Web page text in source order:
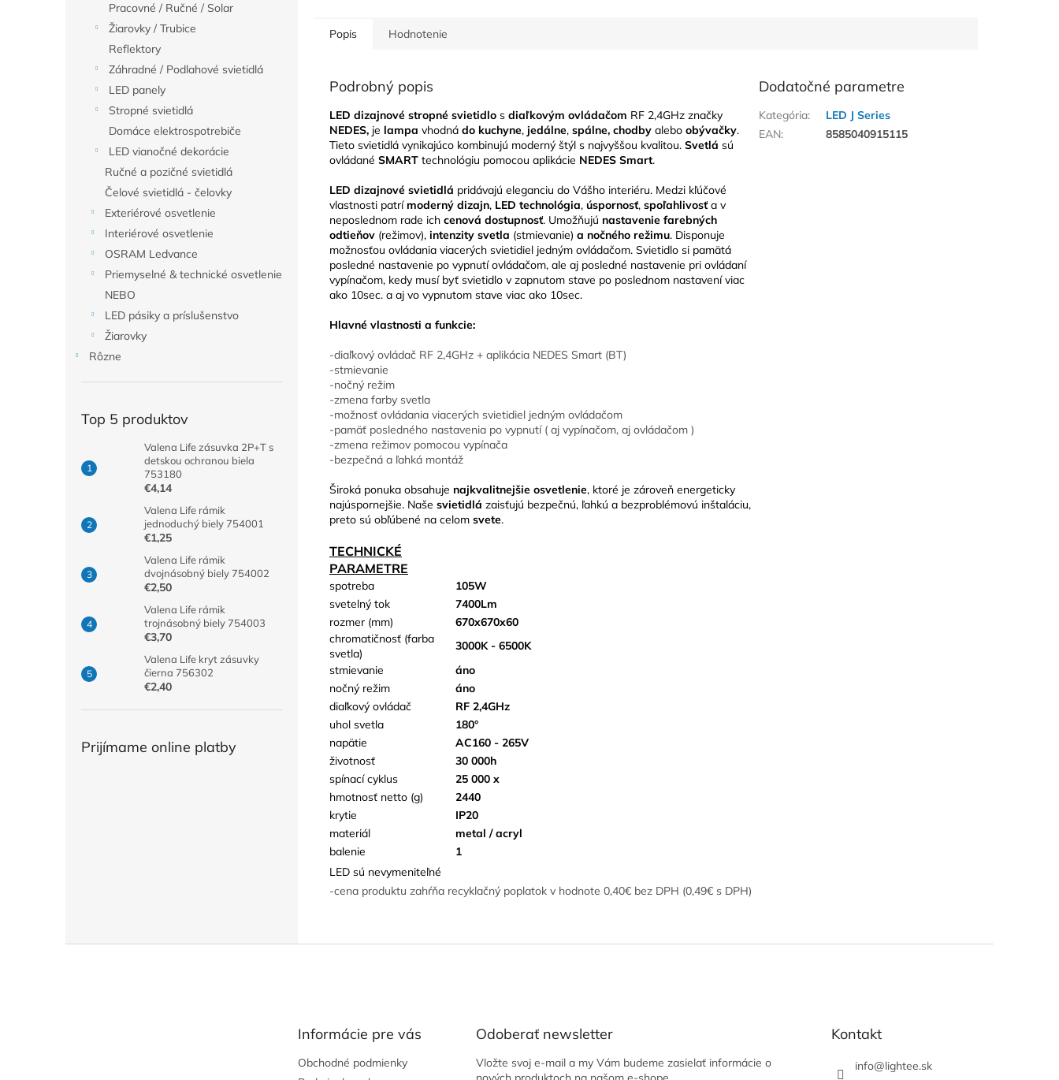
Pracovné / Ručné / Solar
Žiarovky / Trubice
Reflektory
Záhradné / Podlahové svietidlá
LED panely
Stropné svietidlá
Domáce elektrospotrebiče
LED vianočné dekorácie
Ručné a pozičné svietidlá
Čelové svietidlá - čelovky
Exteriérové osvetlenie
Interiérové osvetlenie
OSRAM Ledvance
Priemyselné & technické osvetlenie
NEBO
LED pásiky a príslušenstvo
Žiarovky
Rôzne
Top 5 produktov
Valena Life zásuvka 2P+T s
detskou ochranou biela
753180
€4,14
Valena Life rámik
jednoduchý biely 754001
€1,25
Valena Life rámik
dvojnásobný biely 754002
€2,50
Valena Life rámik
trojnásobný biely 754003
€3,70
Valena Life kryt zásuvky
čierna 756302
€2,40
Prijímame online platby
Popis Hodnotenie
Podrobný popis
LED dizajnové stropné svietidlo s diaľkovým ovládačom RF 2,4GHz značky
NEDES, je lampa vhodná do kuchyne, jedálne, spálne, chodby alebo obývačky.
Tieto svietidlá vynikajúco kombinujú moderný štýl s najvyššou kvalitou. Svetlá sú
ovládané SMART technológiu pomocou aplikácie NEDES Smart.
LED dizajnové svietidlá pridávajú eleganciu do Vášho interiéru. Medzi kľúčové
vlastnosti patrímoderný dizajn, LED technológia, úspornosť, spoľahlivosť a v
neposlednom rade ich cenová dostupnosť. Umožňujú nastavenie farebných
odtieňov (režimov), intenzity svetla (stmievanie) a nočného režimu. Disponuje
možnosťou ovládania viacerých svietidiel jedným ovládačom. Svietidlo si pamätá
posledné nastavenie po vypnutí ovládačom, ale aj posledné nastavenie pri ovládaní
vypínačom, kedy musí byť svietidlo v zapnutom stave po poslednom nastavení viac
ako 10sec. a aj vo vypnutom stave viac ako 10sec.
Hlavné vlastnosti a funkcie:
-diaľkový ovládač RF 2,4GHz + aplikácia NEDES Smart (BT)
-stmievanie
-nočný režim
-zmena farby svetla
-možnosť ovládania viacerých svietidiel jedným ovládačom
-pamäť posledného nastavenia po vypnutí ( aj vypínačom, aj ovládačom )
-zmena režimov pomocou vypínača
-bezpečná a ľahká montáž
Široká ponuka obsahuje najkvalitnejšie osvetlenie, ktoré je zároveň energeticky
najúspornejšie. Naše svietidlá zaisťujú bezpečnú, ľahkú a bezproblémovú inštaláciu,
preto sú obľúbené na celom svete.
TECHNICKÉ
PARAMETRE
spotreba
105W
svetelný tok
7400Lm
rozmer (mm)
670x670x60
chromatičnosť (farba
svetla)
3000K - 6500K
stmievanie
áno
nočný režim
áno
diaľkový ovládač
RF 2,4GHz
uhol svetla
180°
napätie
AC160 - 265V
životnosť
30 000h
spínací cyklus
25 000 x
hmotnosť netto (g)
2440
krytie
IP20
materiál
metal / acryl
balenie
1
LED sú nevymeniteľné
-cena produktu zahŕňa recyklačný poplatok v hodnote 0,40€ bez DPH (0,49€ s DPH)
Dodatočné parametre
Kategória:
LED J Series
EAN: 8585040915115
Informácie pre vás
Obchodné podmienky
Odoberať newsletter
Vložte svoj e-mail a my Vám budeme zasielať informácie o
Kontakt
info@lightee.sk